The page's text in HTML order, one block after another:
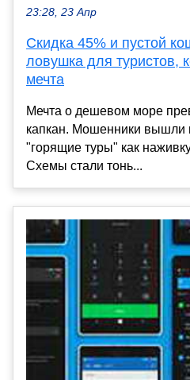
23:28, 23 Апр
Скидка 45% и пустой
ловушка для туристов,
мечта
Мечта о дешевом море
капкан. Мошенники вышли
"горящие туры" как
Схемы стали тонь...